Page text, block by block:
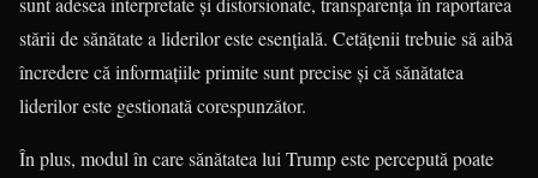
stării de sănătate a liderilor este esențială. Cetățenii trebuie să aibă
încredere că informațiile primite sunt precise și că sănătatea
liderilor este gestionată corespunzător.
În plus, modul în care sănătatea lui Trump este percepută poate